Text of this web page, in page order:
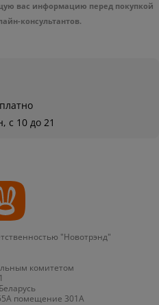
вас информацию перед покупкой
консультантов.
с 10 до 21
"Новотрэнд"
комитетом
помещение 301А